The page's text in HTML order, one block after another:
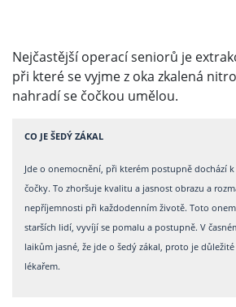
Nejčastější operací seniorů je
při které se vyjme z oka zkalená
nahradí se čočkou umělou.
CO JE ŠEDÝ ZÁKAL
Jde o onemocnění, při kterém postupně dochází
čočky. To zhoršuje kvalitu a jasnost obrazu a
nepříjemnosti při každodenním životě. Toto
starších lidí, vyvíjí se pomalu a postupně. V
laikům jasné, že jde o šedý zákal, proto je
lékařem.